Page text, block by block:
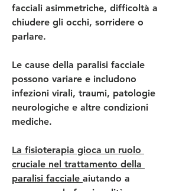
facciali asimmetriche, difficoltà a
chiudere gli occhi, sorridere o
parlare.
Le cause della paralisi facciale
possono variare e includono
infezioni virali, traumi, patologie
neurologiche e altre condizioni
mediche.
La fisioterapia gioca un ruolo
cruciale nel trattamento della
paralisi facciale aiutando a